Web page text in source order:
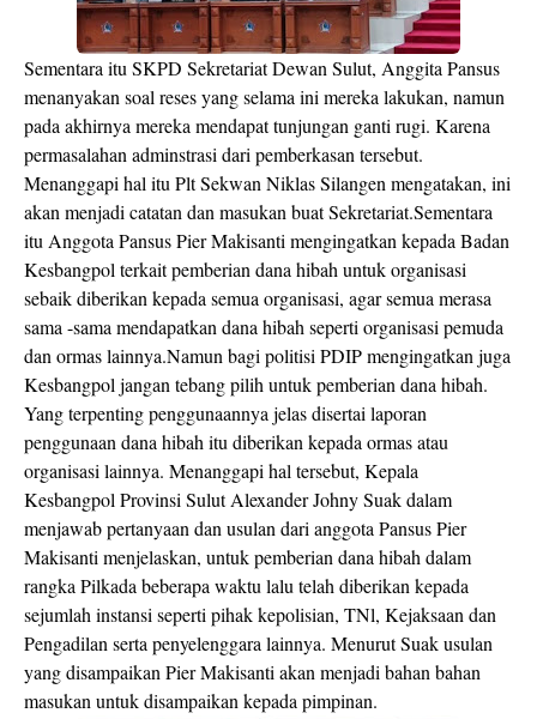
Sementara itu SKPD Sekretariat Dewan Sulut, Anggita Pansus
menanyakan soal reses yang selama ini mereka lakukan, namun
pada akhirnya mereka mendapat tunjungan ganti rugi. Karena
permasalahan adminstrasi dari pemberkasan tersebut.
Menanggapi hal itu Plt Sekwan Niklas Silangen mengatakan, ini
akan menjadi catatan dan masukan buat Sekretariat.Sementara
itu Anggota Pansus Pier Makisanti mengingatkan kepada Badan
Kesbangpol terkait pemberian dana hibah untuk organisasi
sebaik diberikan kepada semua organisasi, agar semua merasa
sama -sama mendapatkan dana hibah seperti organisasi pemuda
dan ormas lainnya.Namun bagi politisi PDIP mengingatkan juga
Kesbangpol jangan tebang pilih untuk pemberian dana hibah.
Yang terpenting penggunaannya jelas disertai laporan
penggunaan dana hibah itu diberikan kepada ormas atau
organisasi lainnya. Menanggapi hal tersebut, Kepala
Kesbangpol Provinsi Sulut Alexander Johny Suak dalam
menjawab pertanyaan dan usulan dari anggota Pansus Pier
Makisanti menjelaskan, untuk pemberian dana hibah dalam
rangka Pilkada beberapa waktu lalu telah diberikan kepada
sejumlah instansi seperti pihak kepolisian, TNl, Kejaksaan dan
Pengadilan serta penyelenggara lainnya. Menurut Suak usulan
yang disampaikan Pier Makisanti akan menjadi bahan bahan
masukan untuk disampaikan kepada pimpinan.